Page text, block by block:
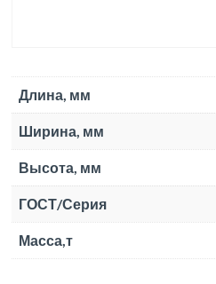
Длина, мм
Ширина, мм
Высота, мм
ГОСТ/Серия
Масса,т